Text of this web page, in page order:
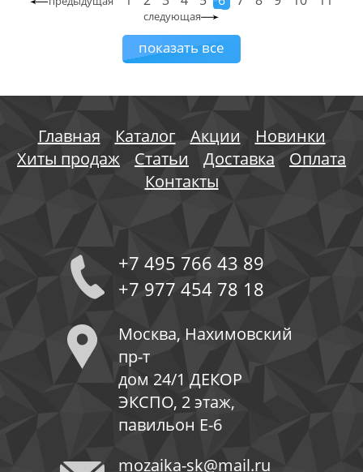
следующая
показать все
Главная Каталог Акции
Новинки
Хиты продаж
Статьи Доставка
Оплата
Контакты
+7 495 766 43 89
+7 977 454 78 18
Москва, Нахимовский
пр-т
дом 24/1 ДЕКОР
ЭКСПО, 2 этаж,
павильон Е-6
mozaika-sk@mail.ru